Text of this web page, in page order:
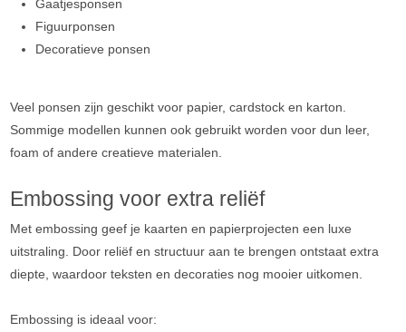
Gaatjesponsen
Figuurponsen
Decoratieve ponsen
Veel ponsen zijn geschikt voor papier, cardstock en karton.
Sommige modellen kunnen ook gebruikt worden voor dun leer,
foam of andere creatieve materialen.
Embossing voor extra reliëf
Met embossing geef je kaarten en papierprojecten een luxe
uitstraling. Door reliëf en structuur aan te brengen ontstaat extra
diepte, waardoor teksten en decoraties nog mooier uitkomen.
Embossing is ideaal voor: